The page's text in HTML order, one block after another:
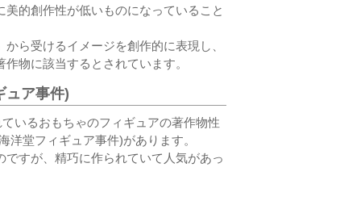
的創作性が低いものになっていること
ら受けるイメージを創作的に表現し、
物に該当するとされています。
ュア事件)
いるおもちゃのフィギュアの著作物性
洋堂フィギュア事件)があります。
すが、精巧に作られていて人気があっ